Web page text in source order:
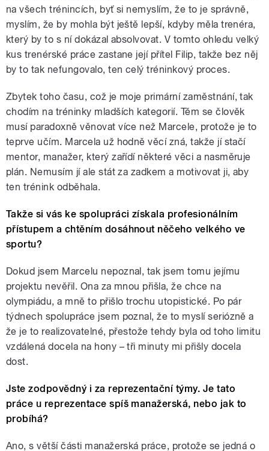
na všech trénincích, byť si nemyslím, že to je správně,
myslím, že by mohla být ještě lepší, kdyby měla trenéra,
který by to s ní dokázal absolvovat. V tomto ohledu velký
kus trenérské práce zastane její přítel Filip, takže bez něj
by to tak nefungovalo, ten celý tréninkový proces.
Zbytek toho času, což je moje primární zaměstnání, tak
chodím na tréninky mladších kategorií. Těm se člověk
musí paradoxně věnovat více než Marcele, protože je to
teprve učím. Marcela už hodně věcí zná, takže jí stačí
mentor, manažer, který zařídí některé věci a nasměruje
plán. Nemusím jí ale stát za zadkem a motivovat ji, aby
ten trénink odběhala.
Takže si vás ke spolupráci získala profesionálním
přístupem a chtěním dosáhnout něčeho velkého ve
sportu?
Dokud jsem Marcelu nepoznal, tak jsem tomu jejímu
projektu nevěřil. Ona za mnou přišla, že chce na
olympiádu, a mně to přišlo trochu utopistické. Po pár
týdnech spolupráce jsem poznal, že to myslí seriózně a
že je to realizovatelné, přestože tehdy byla od toho limitu
vzdálená docela na hony – tři minuty mi přišly docela
dost.
Jste zodpovědný i za reprezentační týmy. Je tato
práce u reprezentace spíš manažerská, nebo jak to
probíhá?
Ano, s větší části manažerská práce, protože se jedná o